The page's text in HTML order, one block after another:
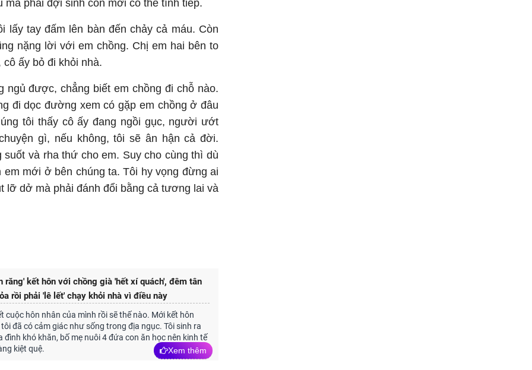
mà phải đợi sinh con mới có thể tính tiếp.
lấy tay đấm lên bàn đến chảy cả máu. Còn
nặng lời với em chồng. Chị em hai bên to
ấy bỏ đi khỏi nhà.
ngủ được, chẳng biết em chồng đi chỗ nào.
đi dọc đường xem có gặp em chồng ở đâu
tôi thấy cô ấy đang ngồi gục, người ướt
gì, nếu không, tôi sẽ ân hận cả đời.
và rha thứ cho em. Suy cho cùng thì dù
em mới ở bên chúng ta. Tôi hy vọng đừng ai
lỡ dở mà phải đánh đổi bằng cả tương lai và
răng' kết hôn với chồng già 'hết xí quách', đêm tân
rồi phải 'lê lết' chạy khỏi nhà vì điều này
cuộc hôn nhân của mình rồi sẽ thế nào. Mới kết hôn
đã có cảm giác như sống trong địa ngục. Tôi sinh ra
đình khó khăn, bố mẹ nuôi 4 đứa con ăn học nên kinh tế
kiệt quệ.
Xem thêm